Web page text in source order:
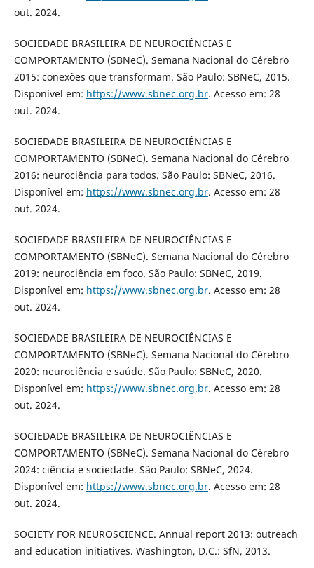
out. 2024.
SOCIEDADE BRASILEIRA DE NEUROCIÊNCIAS E
COMPORTAMENTO (SBNeC). Semana Nacional do Cérebro
2015: conexões que transformam. São Paulo: SBNeC, 2015.
Disponível em: https://www.sbnec.org.br. Acesso em: 28
out. 2024.
SOCIEDADE BRASILEIRA DE NEUROCIÊNCIAS E
COMPORTAMENTO (SBNeC). Semana Nacional do Cérebro
2016: neurociência para todos. São Paulo: SBNeC, 2016.
Disponível em: https://www.sbnec.org.br. Acesso em: 28
out. 2024.
SOCIEDADE BRASILEIRA DE NEUROCIÊNCIAS E
COMPORTAMENTO (SBNeC). Semana Nacional do Cérebro
2019: neurociência em foco. São Paulo: SBNeC, 2019.
Disponível em: https://www.sbnec.org.br. Acesso em: 28
out. 2024.
SOCIEDADE BRASILEIRA DE NEUROCIÊNCIAS E
COMPORTAMENTO (SBNeC). Semana Nacional do Cérebro
2020: neurociência e saúde. São Paulo: SBNeC, 2020.
Disponível em: https://www.sbnec.org.br. Acesso em: 28
out. 2024.
SOCIEDADE BRASILEIRA DE NEUROCIÊNCIAS E
COMPORTAMENTO (SBNeC). Semana Nacional do Cérebro
2024: ciência e sociedade. São Paulo: SBNeC, 2024.
Disponível em: https://www.sbnec.org.br. Acesso em: 28
out. 2024.
SOCIETY FOR NEUROSCIENCE. Annual report 2013: outreach
and education initiatives. Washington, D.C.: SfN, 2013.